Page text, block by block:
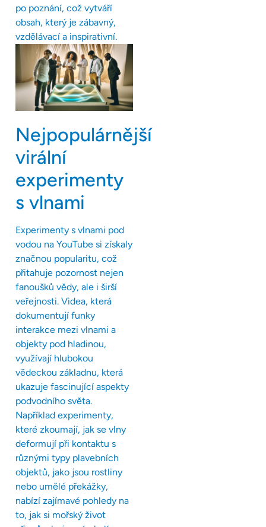
po poznání, což vytváří
obsah, který je zábavný,
vzdělávací a inspirativní.
Nejpopulárnější
virální
experimenty
s vlnami
Experimenty s vlnami pod
vodou na YouTube si získaly
značnou popularitu, což
přitahuje pozornost nejen
fanoušků vědy, ale i širší
veřejnosti. Videa, která
dokumentují funky
interakce mezi vlnami a
objekty pod hladinou,
využívají hlubokou
vědeckou základnu, která
ukazuje fascinující aspekty
podvodního světa.
Například experimenty,
které zkoumají, jak se vlny
deformují při kontaktu s
různými typy plavebních
objektů, jako jsou rostliny
nebo umělé překážky,
nabízí zajímavé pohledy na
to, jak si mořský život